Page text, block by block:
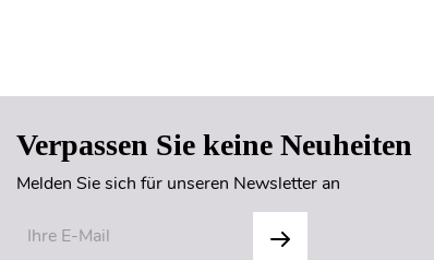
Verpassen Sie keine Neuheiten
Melden Sie sich für unseren Newsletter an